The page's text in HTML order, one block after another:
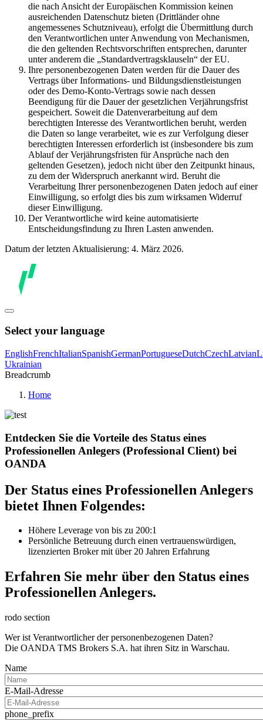
die nach Ansicht der Europäischen Kommission keinen
ausreichenden Datenschutz bieten (Drittländer ohne
angemessenes Schutzniveau), erfolgt die Übermittlung durch
den Verantwortlichen unter Anwendung von Mechanismen,
die den geltenden Rechtsvorschriften entsprechen, darunter
unter anderem die „Standardvertragsklauseln“ der EU.
Ihre personenbezogenen Daten werden für die Dauer des
Vertrags über Informations- und Bildungsdienstleistungen
oder des Demo-Konto-Vertrags sowie nach dessen
Beendigung für die Dauer der gesetzlichen Verjährungsfrist
gespeichert. Soweit die Datenverarbeitung auf dem
berechtigten Interesse des Verantwortlichen beruht, werden
die Daten so lange verarbeitet, wie es zur Verfolgung dieser
berechtigten Interessen erforderlich ist (insbesondere bis zum
Ablauf der Verjährungsfristen für Ansprüche nach den
geltenden Gesetzen), jedoch nicht über den Zeitpunkt hinaus,
zu dem der Widerspruch anerkannt wird. Beruht die
Verarbeitung Ihrer personenbezogenen Daten jedoch auf einer
Einwilligung, so erfolgt dies bis zum wirksamen Widerruf
dieser Einwilligung.
Der Verantwortliche wird keine automatisierte
Entscheidungsfindung zu Ihren Lasten anwenden.
Datum der letzten Aktualisierung: 4. März 2026.
Select your language
EnglishFrenchItalianSpanishGermanPortugueseDutchCzechLatvian
Ukrainian
Breadcrumb
Home
Entdecken Sie die Vorteile des Status eines
Professionellen Anlegers (Professional Client) bei
OANDA
Der Status eines Professionellen Anlegers
bietet Ihnen Folgendes:
Höhere Leverage von bis zu 200:1
Persönliche Betreuung durch einen vertrauenswürdigen,
lizenzierten Broker mit über 20 Jahren Erfahrung
Erfahren Sie mehr über den Status eines
Professionellen Anlegers.
rodo section
Wer ist Verantwortlicher der personenbezogenen Daten?
Die OANDA TMS Brokers S.A. hat ihren Sitz in Warschau.
Name
E-Mail-Adresse
phone_prefix